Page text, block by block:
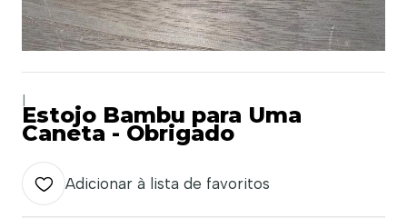
Estojo Bambu para Uma
Caneta - Obrigado
Adicionar à lista de favoritos